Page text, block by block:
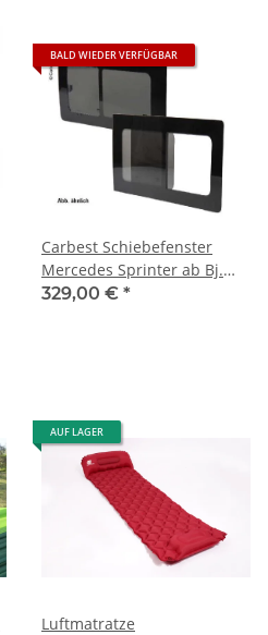
BALD WIEDER VERFÜGBAR
Carbest Schiebefenster
Mercedes Sprinter ab Bj.
2007-2018
329,00 € *
AUF LAGER
Luftmatratze